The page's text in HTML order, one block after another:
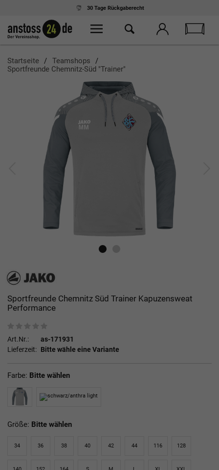
30 Tage Rückgaberecht
Startseite
Teamshops
Sportfreunde Chemnitz-Süd "Trainer"
Sportfreunde Chemnitz Süd Trainer Kapuzensweat
Performance
Art.Nr.:
as-171931
Lieferzeit: Bitte wähle eine Variante
Farbe: Bitte wählen
Größe: Bitte wählen
34 36 38 40 42 44 116 128